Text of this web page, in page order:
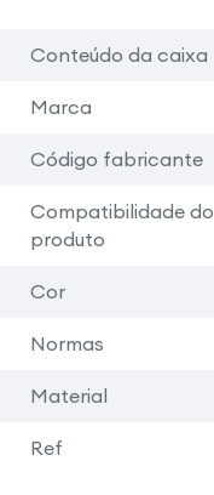
Conteúdo da caixa
Marca
Código fabricante
Compatibilidade do
produto
Cor
Normas
Material
Ref